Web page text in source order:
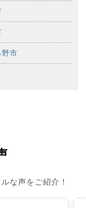
野市
な声をご紹介！